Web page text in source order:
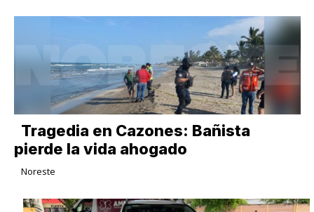
Tragedia en Cazones: Bañista
pierde la vida ahogado
Noreste